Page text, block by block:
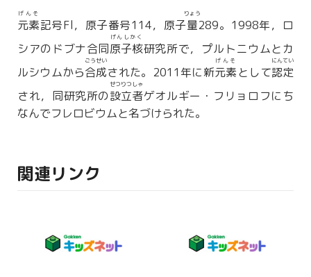
元素
げんそ
記号Fl，原子番号114，原子量
りょう
289。1998年，ロ
シアのドブナ合同原子核
げんしかく
研究所で，プルトニウムとカ
ルシウムから合成
ごうせい
された。2011年に新元素
げんそ
として認定
にんてい
され，同研究所の設立者
せつりつしゃ
ゲオルギー・フリョロフにち
なんでフレロビウムと名づけられた。
関連リンク